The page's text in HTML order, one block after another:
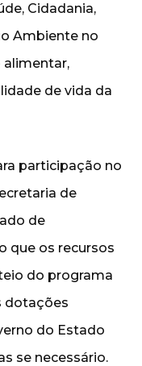
Cidadania,
Ambiente no
alimentar,
de vida da
participação no
de
de
que os recursos
do programa
dotações
do Estado
se necessário.